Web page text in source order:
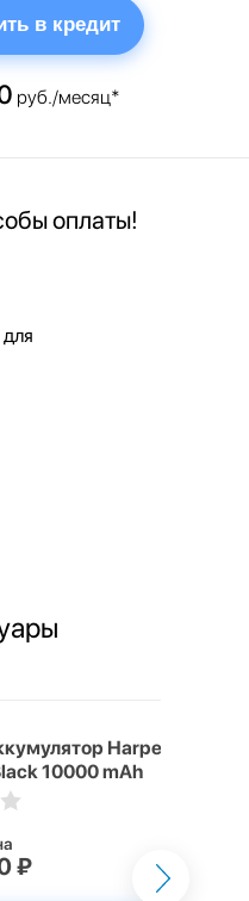
в кредит
руб./месяц*
оплаты!
Harper
10000 mAh
₽